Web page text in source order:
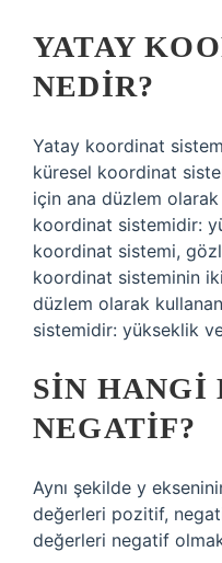
YATAY
NEDIR?
Yatay koordinat
küresel koordinat
için ana düzlem
koordinat sistemidir:
koordinat sistemi,
koordinat sisteminin iki
düzlem olarak
sistemidir: yükseklik
SIN HANGI
NEGATIF?
Aynı şekilde y
değerleri pozitif,
değerleri negatif